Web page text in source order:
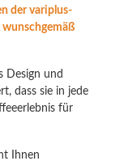
der variplus-
wunschgemäß
Design und
dass sie in jede
für
Ihnen